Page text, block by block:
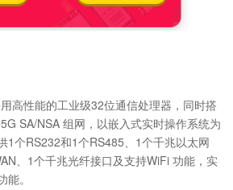
高性能的工业级32位通信处理器，同时搭
SA/NSA 组网，以嵌入式实时操作系统为
1个RS232和1个RS485、1个千兆以太网
、1个千兆光纤接口及支持WiFi 功能，实
。